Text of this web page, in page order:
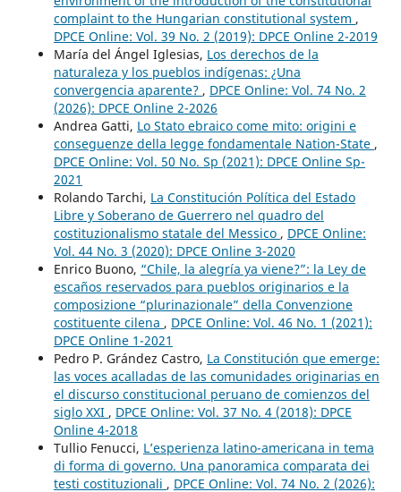
complaint to the Hungarian constitutional system ,
DPCE Online: Vol. 39 No. 2 (2019): DPCE Online 2-2019
María del Ángel Iglesias, Los derechos de la
naturaleza y los pueblos indígenas: ¿Una
convergencia aparente? , DPCE Online: Vol. 74 No. 2
(2026): DPCE Online 2-2026
Andrea Gatti, Lo Stato ebraico come mito: origini e
conseguenze della legge fondamentale Nation-State ,
DPCE Online: Vol. 50 No. Sp (2021): DPCE Online Sp-
2021
Rolando Tarchi, La Constitución Política del Estado
Libre y Soberano de Guerrero nel quadro del
costituzionalismo statale del Messico , DPCE Online:
Vol. 44 No. 3 (2020): DPCE Online 3-2020
Enrico Buono, “Chile, la alegría ya viene?”: la Ley de
escaños reservados para pueblos originarios e la
composizione “plurinazionale” della Convenzione
costituente cilena , DPCE Online: Vol. 46 No. 1 (2021):
DPCE Online 1-2021
Pedro P. Grández Castro, La Constitución que emerge:
las voces acalladas de las comunidades originarias en
el discurso constitucional peruano de comienzos del
siglo XXI , DPCE Online: Vol. 37 No. 4 (2018): DPCE
Online 4-2018
Tullio Fenucci, L’esperienza latino-americana in tema
di forma di governo. Una panoramica comparata dei
testi costituzionali , DPCE Online: Vol. 74 No. 2 (2026):